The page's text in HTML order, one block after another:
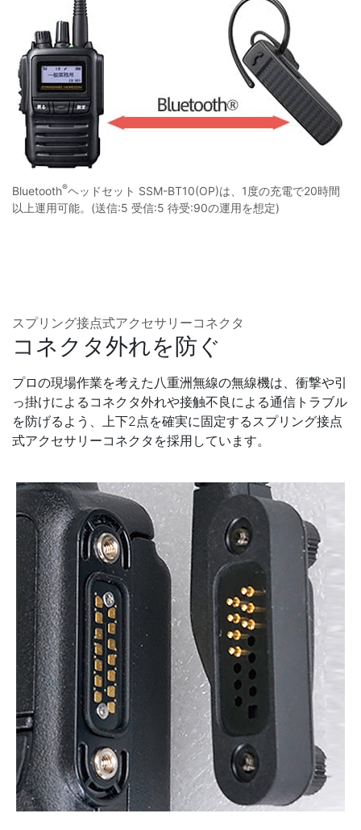
Bluetooth®ヘッドセット SSM-BT10(OP)は、1度の充電で20時間
以上運用可能。(送信:5 受信:5 待受:90の運用を想定)
スプリング接点式アクセサリーコネクタ
コネクタ外れを防ぐ
プロの現場作業を考えた八重洲無線の無線機は、衝撃や引
っ掛けによるコネクタ外れや接触不良による通信トラブル
を防げるよう、上下2点を確実に固定するスプリング接点
式アクセサリーコネクタを採用しています。